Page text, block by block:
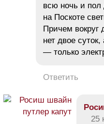
всю ночь и пол
на Поскоте
Причем вокруг
нет двое
— только
Ответить
25